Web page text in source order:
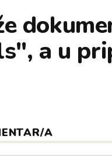
a u
A